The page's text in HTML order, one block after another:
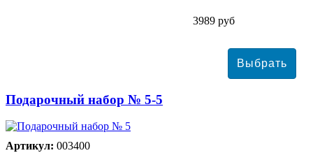
3989 руб
Подарочный набор № 5-5
Артикул: 003400